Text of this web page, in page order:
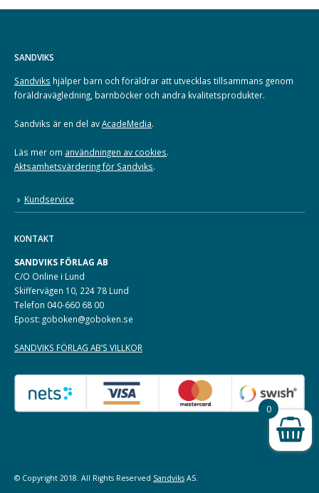
SANDVIKS
Sandviks hjälper barn och föräldrar att utvecklas tillsammans genom
föräldravägledning, barnböcker och andra kvalitetsprodukter.
Sandviks är en del avAcadeMedia.
Läs mer om användningen av cookies.
Aktsamhetsvärdering för Sandviks.
Kundservice
KONTAKT
SANDVIKS FÖRLAG AB
C/O Online i Lund
Skiffervägen 10, 224 78 Lund
Telefon 040-660 68 00
Epost: goboken@goboken.se
SANDVIKS FÖRLAG AB’S VILLKOR
© Copyright 2018. All Rights Reserved Sandviks AS.
0